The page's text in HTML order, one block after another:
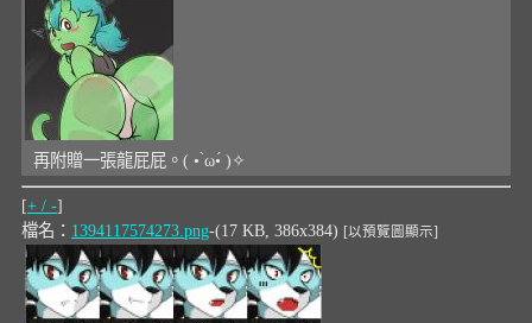
再附贈一張龍屁屁。( • ̀ω•́ )✧
[+ / -]
檔名： 1394117574273.png-(17 KB, 386x384) [以預覽圖顯示]